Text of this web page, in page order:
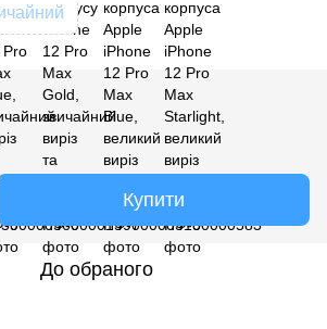
Купити
До обраного